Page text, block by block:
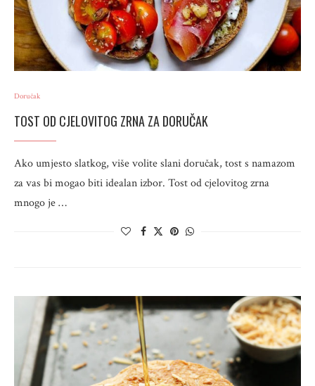
Doručak
TOST OD CJELOVITOG ZRNA ZA DORUČAK
Ako umjesto slatkog, više volite slani doručak, tost s namazom
za vas bi mogao biti idealan izbor. Tost od cjelovitog zrna
mnogo je …